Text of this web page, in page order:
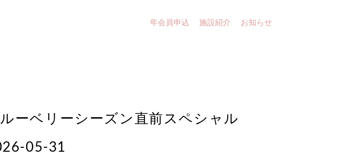
年会員申込 施設紹介 お知らせ
ーベリーシーズン直前スペシャル
05-31